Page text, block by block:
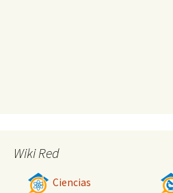
Wiki Red
Ciencias